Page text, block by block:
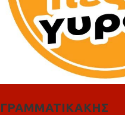
ΓΡΑΜΜΑΤΙΚΑΚΗΣ